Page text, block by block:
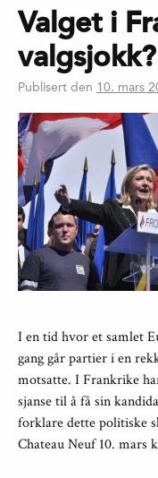
Valget i
valgsjokk?
Publisert den 10. mars
I en tid hvor et samlet
gang går partier i en
motsatte. I Frankrike
sjanse til å få sin
forklare dette politiske
Chateau Neuf 10. mars